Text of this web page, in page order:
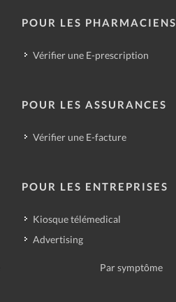
POUR LES PHARMACIENS
Vérifier une E-prescription
POUR LES ASSURANCES
Vérifier une E-facture
POUR LES ENTREPRISES
Kiosque télémedical
Advertising
Par symptôme